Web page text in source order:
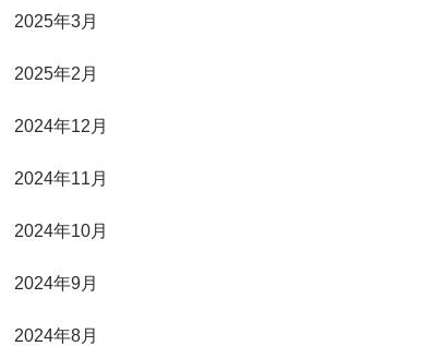
2025年3月
2025年2月
2024年12月
2024年11月
2024年10月
2024年9月
2024年8月